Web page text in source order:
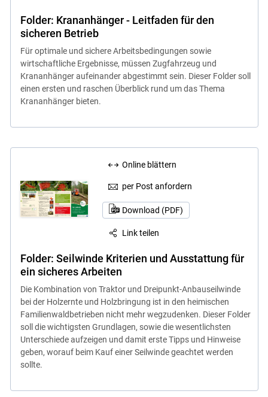
Folder: Krananhänger - Leitfaden für den
sicheren Betrieb
Für optimale und sichere Arbeitsbedingungen sowie
wirtschaftliche Ergebnisse, müssen Zugfahrzeug und
Krananhänger aufeinander abgestimmt sein. Dieser Folder soll
einen ersten und raschen Überblick rund um das Thema
Krananhänger bieten.
Online blättern
per Post anfordern
Download (PDF)
Link teilen
Folder: Seilwinde Kriterien und Ausstattung für
ein sicheres Arbeiten
Die Kombination von Traktor und Dreipunkt-Anbauseilwinde
bei der Holzernte und Holzbringung ist in den heimischen
Familienwaldbetrieben nicht mehr wegzudenken. Dieser Folder
soll die wichtigsten Grundlagen, sowie die wesentlichsten
Unterschiede aufzeigen und damit erste Tipps und Hinweise
geben, worauf beim Kauf einer Seilwinde geachtet werden
sollte.